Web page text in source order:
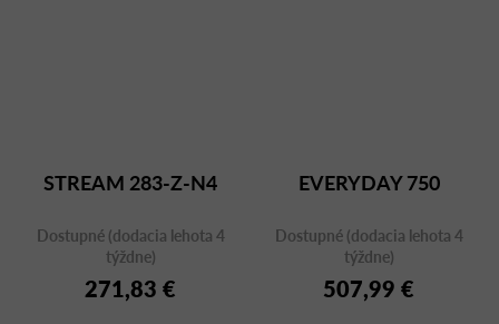
STREAM 283-Z-N4
Dostupné (dodacia lehota 4
týždne)
271,83 €
EVERYDAY 750
Dostupné (dodacia lehota 4
týždne)
507,99 €